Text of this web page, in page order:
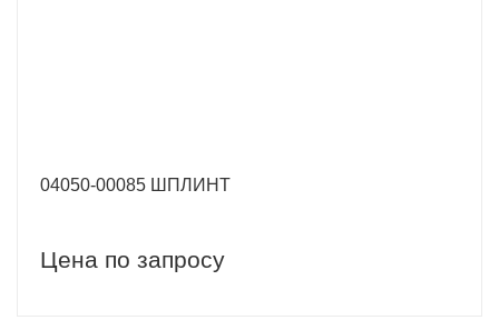
04050-00085 ШПЛИНТ
Цена по запросу